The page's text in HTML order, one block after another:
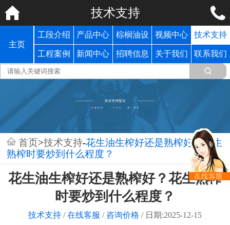
技术支持
主页
工段介绍 产品中心 棕榈油设
备
视频中心 技术支持
工程案例 新闻中心 招聘信息 关于我们 联系我们
首页>技术支持-花生油生榨好还是熟榨好？花生
熟榨时要炒到什么程度？
花生油生榨好还是熟榨好？花生熟榨
时要炒到什么程度？
技术支持 / 在线客服 / 咨询价格 / 日期:2025-12-15